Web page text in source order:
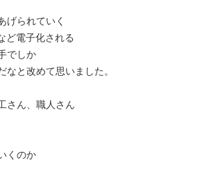
げられていく
ど電子化される
でしか
と改めて思いました。
さん、職人さん
くのか